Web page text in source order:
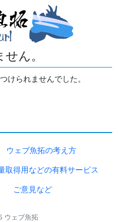
ん。
けられませんでした。
ウェブ魚拓の考え方
取得用などの有料サービス
ご意見など
ウェブ魚拓